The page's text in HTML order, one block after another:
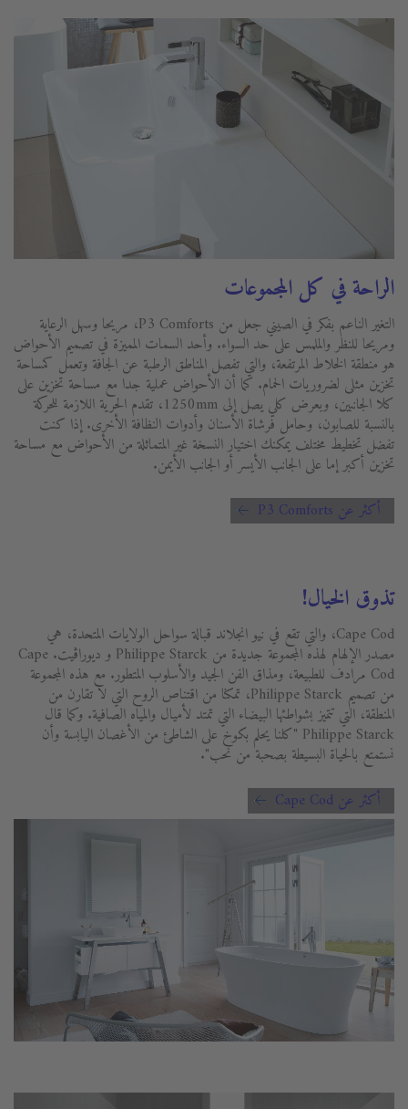
الراحة في كل المجموعات
التغير الناعم بفكر في الصيني جعل من P3 Comforts، مريحا وسهل الرعاية
ومريحا للنظر والملمس على حد السواء. وأحد السمات المميزة في تصميم الأحواض
هو منطقة الخلاط المرتفعة، والتي تفصل المناطق الرطبة عن الجافة وتعمل كمساحة
تخزين مثلى لضروريات الحمام. كما أن الأحواض عملية جدا مع مساحة تخزين على
كلا الجانبين، وبعرض كلي يصل إلى 1250mm، تقدم الحرية اللازمة للحركة
بالنسبة للصابون، وحامل فرشاة الأسنان وأدوات النظافة الأخرى. إذا كنت
تفضل تخطيط مختلف يمكنك اختيار النسخة غير المتماثلة من الأحواض مع مساحة
تخزين أكبر إما على الجانب الأيسر أو الجانب الأيمن.
أكثر عن P3 Comforts
تذوق الخيال!
Cape Cod، والتي تقع في نيو انجلاند قبالة سواحل الولايات المتحدة، هي
مصدر الإلهام لهذه المجموعة جديدة من Philippe Starck و ديوراڨيت. Cape
Cod مرادف للطبيعة، ومذاق الفن الجيد والأسلوب المتطور. مع هذه المجموعة
من تصميم Philippe Starck، تمكنا من اقتناص الروح التي لا تقارن من
المنطقة، التي تتميز بشواطئها البيضاء التي تمتد لأميال والمياه الصافية. وكما قال
Philippe Starck "كلنا يحلم بكوخ على الشاطئ من الأغصان اليابسة وأن
نستمتع بالحياة البسيطة بصحبة من نحب".
أكثر عن Cape Cod